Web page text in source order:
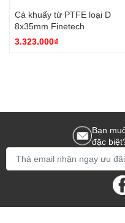
Cá khuấy từ PTFE loại D
8x35mm Finetech
3.323.000₫
Bạn
đặc